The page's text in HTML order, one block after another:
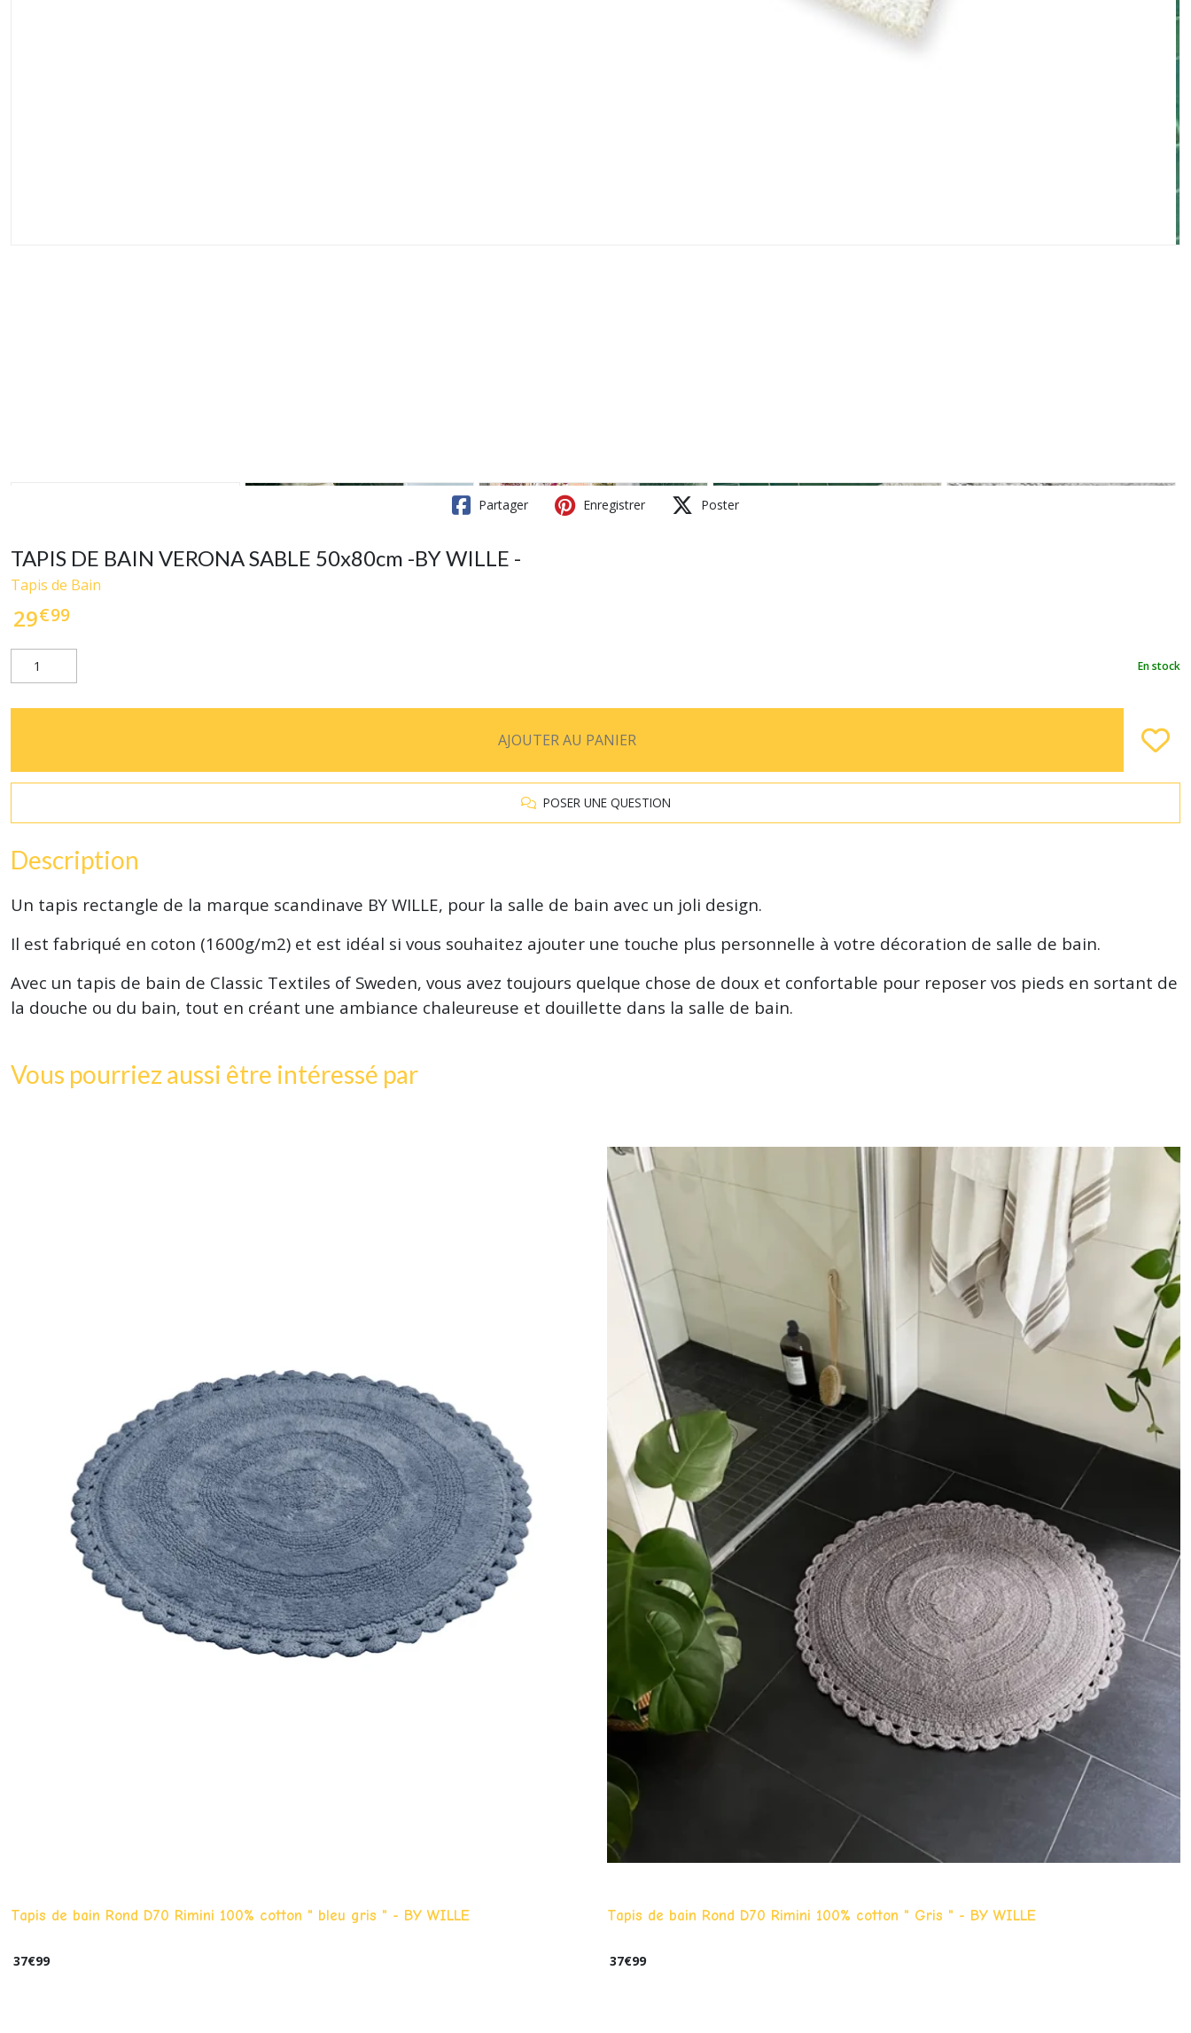
Partager Enregistrer Poster
TAPIS DE BAIN VERONA SABLE 50x80cm -BY WILLE -
Tapis de Bain
29€99
En stock
AJOUTER AU PANIER
POSER UNE QUESTION
Description
Un tapis rectangle de la marque scandinave BY WILLE, pour la salle de bain avec un joli design.
Il est fabriqué en coton (1600g/m2) et est idéal si vous souhaitez ajouter une touche plus personnelle à votre décoration de salle de bain.
Avec un tapis de bain de Classic Textiles of Sweden, vous avez toujours quelque chose de doux et confortable pour reposer vos pieds en sortant de
la douche ou du bain, tout en créant une ambiance chaleureuse et douillette dans la salle de bain.
Vous pourriez aussi être intéressé par
Tapis de bain Rond D70 Rimini 100% cotton " bleu gris " - BY WILLE
37€99
Tapis de bain Rond D70 Rimini 100% cotton " Gris " - BY WILLE
37€99